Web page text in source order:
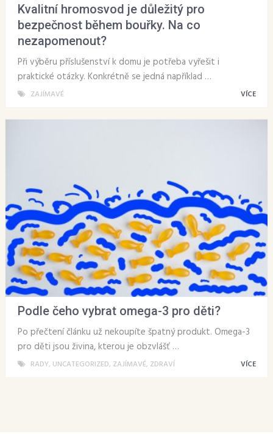
Kvalitní hromosvod je důležitý pro
bezpečnost během bouřky. Na co
nezapomenout?
Při výběru příslušenství k domu je potřeba vyřešit i
praktické otázky. Konkrétně se jedná například …
ZAJÍMAVÉ VÍCE
Podle čeho vybrat omega-3 pro děti?
Po přečtení článku už nekoupíte špatný produkt. Omega-3
pro děti jsou živina, kterou je obzvlášť …
RADY, UNCATEGORIZED, ZAJÍMAVÉ, ZDRAVÍ VÍCE